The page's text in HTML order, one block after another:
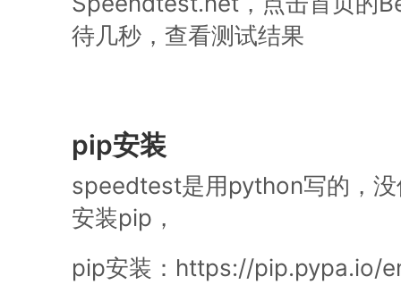
待几秒，查看测试结果
pip安装
speedtest是用python写的，
安装pip，
pip安装：https://pip.pypa.io/